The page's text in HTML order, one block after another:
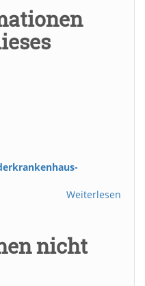
Weiterlesen
nicht